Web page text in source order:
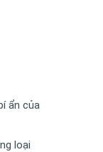
ẩn của
loại